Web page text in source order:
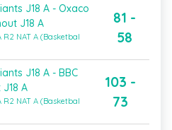
J18 A - Oxaco
J18 A
R2 NAT A (Basketbal
81 -
58
J18 A - BBC
A
R2 NAT A (Basketbal
103 -
73